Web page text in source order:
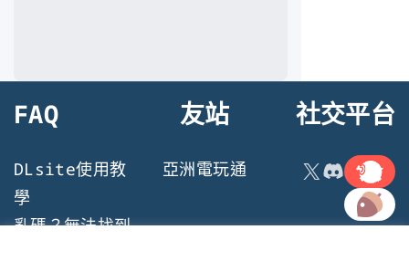
FAQ
DLsite使用教
學
亂碼？無法找到
友站
亞洲電玩通
社交平台
X Discord
連結
連結